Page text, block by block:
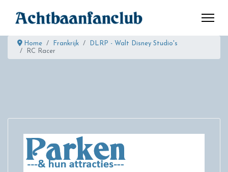
Home Frankrijk
DLRP - Walt Disney Studio's
RC Racer